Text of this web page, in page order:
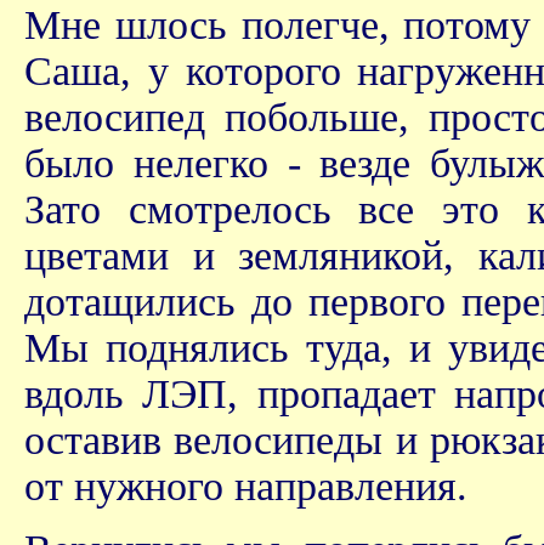
Мне шлось полегче,
Саша, у которого
велосипед побольше,
было нелегко - везде
Зато смотрелось все это
цветами и земляникой,
дотащились до первого
Мы поднялись туда, и
вдоль ЛЭП, пропадает
оставив велосипеды и
от нужного направления.